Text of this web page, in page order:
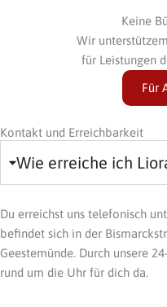
Keine
Wir
für Leistungen
Für
Kontakt und Erreichbarkeit
Wie erreiche ich
Du erreichst uns telefonisch
befindet sich in der
Geestemünde. Durch unsere
rund um die Uhr für dich da.